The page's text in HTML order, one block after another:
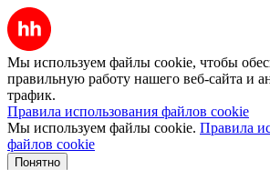
Мы используем файлы cookie, чтобы
правильную работу нашего веб-сайта и
трафик.
Правила использования файлов cookie
Мы используем файлы cookie. Правила
файлов cookie
Понятно